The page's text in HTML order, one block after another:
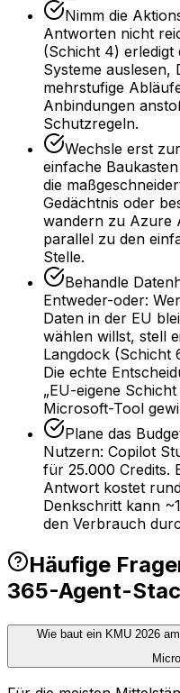
Nimm die
Antworten nicht
(Schicht 4)
Systeme auslesen,
mehrstufige
Anbindungen
Schutzregeln.
Wechsle erst
einfache
die
Gedächtnis oder
wandern zu Azure
parallel zu den
Stelle.
Behandle
Entweder-oder:
Daten in der EU
wählen willst, stell
Langdock (Schicht
Die echte
„EU-eigene
Microsoft-Tool
Plane das
Nutzern: Copilot
für 25.000 Credits.
Antwort kostet
Denkschritt kann
den Verbrauch
Häufige
365-Agent-
Wie baut ein KMU 2026